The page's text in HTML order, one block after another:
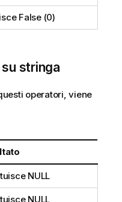
False (0)
stringa
operatori, viene
NULL
NULL